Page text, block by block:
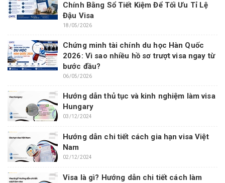
Chính Bằng Sổ Tiết Kiệm Để Tối Ưu Tỉ Lệ
Đậu Visa
18/05/2026
Chứng minh tài chính du học Hàn Quốc
2026: Vì sao nhiều hồ sơ trượt visa ngay từ
bước đầu?
06/05/2026
Hướng dẫn thủ tục và kinh nghiệm làm visa
Hungary
03/12/2024
Hướng dẫn chi tiết cách gia hạn visa Việt
Nam
02/12/2024
Visa là gì? Hướng dẫn chi tiết cách làm